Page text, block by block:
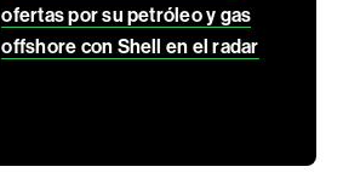
ofertas por su petróleo y gas
offshore con Shell en el radar